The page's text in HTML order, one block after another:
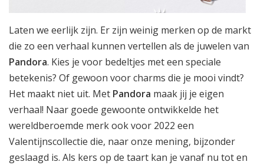
Laten we eerlijk zijn. Er zijn weinig merken op de markt
die zo een verhaal kunnen vertellen als de juwelen van
Pandora. Kies je voor bedeltjes met een speciale
betekenis? Of gewoon voor charms die je mooi vindt?
Het maakt niet uit. Met Pandora maak jij je eigen
verhaal! Naar goede gewoonte ontwikkelde het
wereldberoemde merk ook voor 2022 een
Valentijnscollectie die, naar onze mening, bijzonder
geslaagd is. Als kers op de taart kan je vanaf nu tot en